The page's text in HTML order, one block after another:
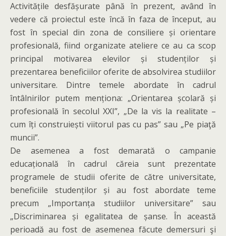
Activitățile desfășurate până în prezent, având în
vedere că proiectul este încă în faza de început, au
fost în special din zona de consiliere și orientare
profesională, fiind organizate ateliere ce au ca scop
principal motivarea elevilor și studenților și
prezentarea beneficiilor oferite de absolvirea studiilor
universitare. Dintre temele abordate în cadrul
întâlnirilor putem menționa: „Orientarea școlară și
profesională în secolul XXI”, „De la vis la realitate –
cum îți construiești viitorul pas cu pas” sau „Pe piaţă
muncii”.
De asemenea a fost demarată o campanie
educațională în cadrul căreia sunt prezentate
programele de studii oferite de către universitate,
beneficiile studenților și au fost abordate teme
precum „Importanța studiilor universitare” sau
„Discriminarea și egalitatea de șanse. Ȋn această
perioadă au fost de asemenea făcute demersuri şi